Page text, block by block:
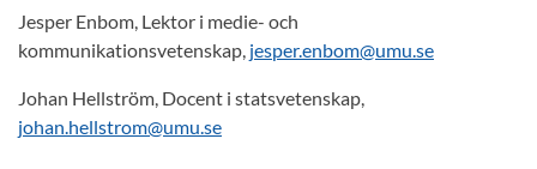
Jesper Enbom, Lektor i medie- och
kommunikationsvetenskap, jesper.enbom@umu.se
Johan Hellström, Docent i statsvetenskap,
johan.hellstrom@umu.se